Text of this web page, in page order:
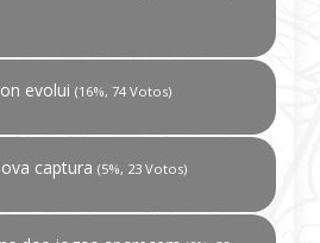
evolui (16%, 74 Votos)
captura (5%, 23 Votos)